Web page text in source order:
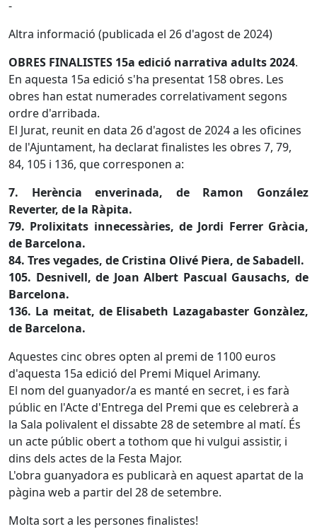
-
Altra informació (publicada el 26 d'agost de 2024)
OBRES FINALISTES 15a edició narrativa adults 2024.
En aquesta 15a edició s'ha presentat 158 obres. Les
obres han estat numerades correlativament segons
ordre d'arribada.
El Jurat, reunit en data 26 d'agost de 2024 a les oficines
de l'Ajuntament, ha declarat finalistes les obres 7, 79,
84, 105 i 136, que corresponen a:
7. Herència enverinada, de Ramon González
Reverter, de la Ràpita.
79. Prolixitats innecessàries, de Jordi Ferrer Gràcia,
de Barcelona.
84. Tres vegades, de Cristina Olivé Piera, de Sabadell.
105. Desnivell, de Joan Albert Pascual Gausachs, de
Barcelona.
136. La meitat, de Elisabeth Lazagabaster Gonzàlez,
de Barcelona.
Aquestes cinc obres opten al premi de 1100 euros
d'aquesta 15a edició del Premi Miquel Arimany.
El nom del guanyador/a es manté en secret, i es farà
públic en l'Acte d'Entrega del Premi que es celebrerà a
la Sala polivalent el dissabte 28 de setembre al matí. És
un acte públic obert a tothom que hi vulgui assistir, i
dins dels actes de la Festa Major.
L'obra guanyadora es publicarà en aquest apartat de la
pàgina web a partir del 28 de setembre.
Molta sort a les persones finalistes!